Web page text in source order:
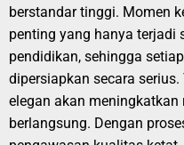
berstandar tinggi. Momen
penting yang hanya terjadi
pendidikan, sehingga
dipersiapkan secara
elegan akan
berlangsung. Dengan